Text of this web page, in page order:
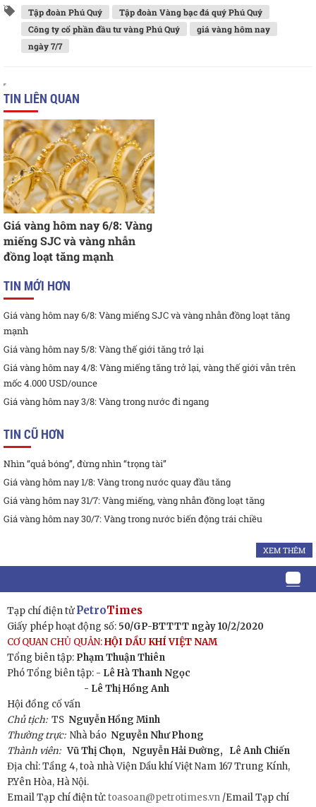
Tập đoàn Phú Quý
Tập đoàn Vàng bạc đá quý Phú Quý
Công ty cổ phần đầu tư vàng Phú Quý
giá vàng hôm nay
ngày 7/7
TIN LIÊN QUAN
Giá vàng hôm nay 6/8: Vàng
miếng SJC và vàng nhẫn
đồng loạt tăng mạnh
TIN MỚI HƠN
Giá vàng hôm nay 6/8: Vàng miếng SJC và vàng nhẫn đồng loạt tăng
mạnh
Giá vàng hôm nay 5/8: Vàng thế giới tăng trở lại
Giá vàng hôm nay 4/8: Vàng miếng tăng trở lại, vàng thế giới vẫn trên
mốc 4.000 USD/ounce
Giá vàng hôm nay 3/8: Vàng trong nước đi ngang
TIN CŨ HƠN
Nhìn “quả bóng”, đừng nhìn “trọng tài”
Giá vàng hôm nay 1/8: Vàng trong nước quay đầu tăng
Giá vàng hôm nay 31/7: Vàng miếng, vàng nhẫn đồng loạt tăng
Giá vàng hôm nay 30/7: Vàng trong nước biến động trái chiều
XEM THÊM
Tạp chí điện tửPetroTimes
Giấy phép hoạt động số: 50/GP-BTTTT ngày 10/2/2020
CƠ QUAN CHỦ QUẢN:HỘI DẦU KHÍ VIỆT NAM
Tổng biên tập: Phạm Thuận Thiên
Phó Tổng biên tập: - Lê Hà Thanh Ngọc
- Lê Thị Hồng Anh
Hội đồng cố vấn
Chủ tịch:TS Nguyễn Hồng Minh
Thường trực: Nhà báo Nguyễn Như Phong
Thành viên: Vũ Thị Chọn, Nguyễn Hải Đường,
Lê Anh Chiến
Địa chỉ: Tầng 4, toà nhà Viện Dầu khí Việt Nam 167 Trung Kính,
P.Yên Hòa, Hà Nội.
Email Tạp chí điện tử:toasoan@petrotimes.vn /Email Tạp chí